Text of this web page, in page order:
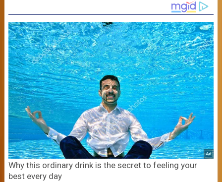
Why this ordinary drink is the secret to feeling your
best every day